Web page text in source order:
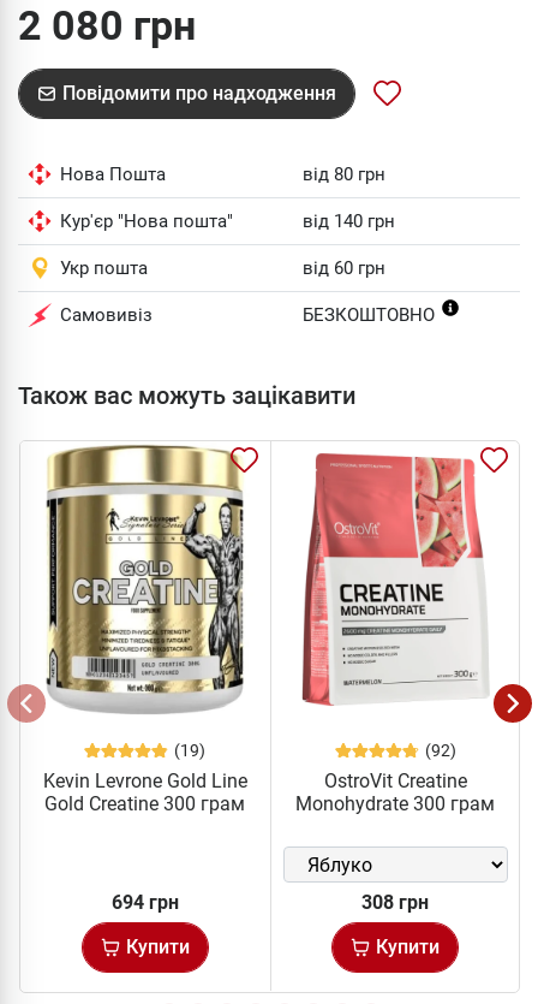
2 080 грн
Повідомити про надходження
Нова Пошта від 80 грн
Кур'єр "Нова пошта" від 140 грн
Укр пошта від 60 грн
Самовивіз БЕЗКОШТОВНО
Також вас можуть зацікавити
(19)
Kevin Levrone Gold Line
Gold Creatine 300 грам
694 грн
Купити
(92)
OstroVit Creatine
Monohydrate 300 грам
308 грн
Купити